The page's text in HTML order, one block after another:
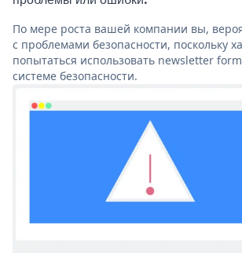
По мере роста вашей компании вы,
с проблемами безопасности, поскольку
попытаться использовать newsletter
системе безопасности.